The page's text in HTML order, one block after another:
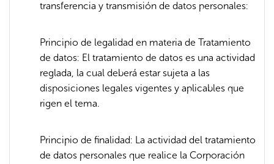
transferencia y transmisión de datos personales:
Principio de legalidad en materia de Tratamiento
de datos: El tratamiento de datos es una actividad
reglada, la cual deberá estar sujeta a las
disposiciones legales vigentes y aplicables que
rigen el tema.
Principio de finalidad: La actividad del tratamiento
de datos personales que realice la Corporación